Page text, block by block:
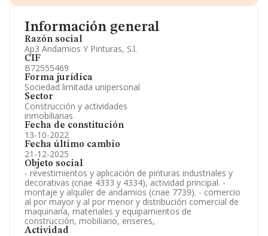
Información general
Razón social
Ap3 Andamios Y Pinturas, S.l.
CIF
B72555469
Forma jurídica
Sociedad limitada unipersonal
Sector
Construcción y actividades
inmobiliarias
Fecha de constitución
13-10-2022
Fecha último cambio
21-12-2025
Objeto social
- revestimientos y aplicación de pinturas industriales y
decorativas (cnae 4333 y 4334), actividad principal. -
montaje y alquiler de andamios (cnae 7739). - comercio
al por mayor y al por menor y distribución comercial de
maquinaría, materiales y equipamientos de
construcción, mobiliario, enseres,
Actividad
Información oficial y registral complementaria.